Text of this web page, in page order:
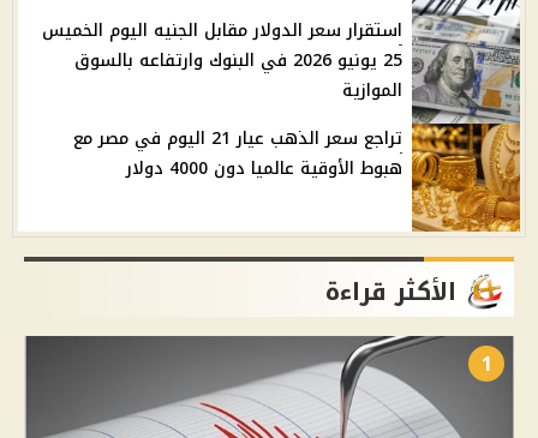
استقرار سعر الدولار مقابل الجنيه اليوم الخميس
25 يونيو 2026 في البنوك وارتفاعه بالسوق
الموازية
تراجع سعر الذهب عيار 21 اليوم في مصر مع
هبوط الأوقية عالميا دون 4000 دولار
الأكثر قراءة
1